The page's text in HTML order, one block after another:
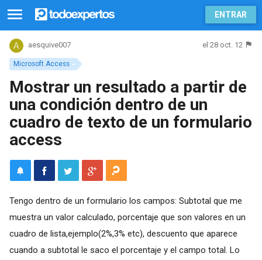
ENTRAR
Microsoft Access
aesquive007 el 28 oct. 12
Mostrar un resultado a partir de
una condición dentro de un
cuadro de texto de un formulario
access
Tengo dentro de un formulario los campos: Subtotal que me
muestra un valor calculado, porcentaje que son valores en un
cuadro de lista,ejemplo(2%,3% etc), descuento que aparece
cuando a subtotal le saco el porcentaje y el campo total. Lo